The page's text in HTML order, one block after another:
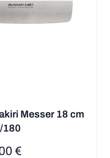
Messer 18 cm
180
€